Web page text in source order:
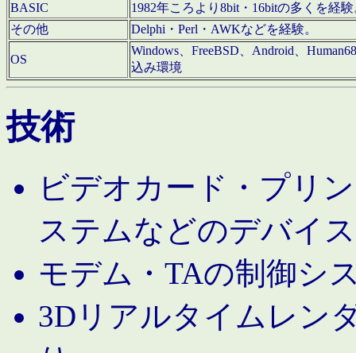
BASIC
1982年ころより8bit・16bitの多くを経
その他
Delphi・Perl・AWKなどを経験。
OS
Windows、FreeBSD、Android、
込み環境
技術
ビデオカード・プリ
ステムなどのデバイ
モデム・TAの制御シ
3Dリアルタイムレン